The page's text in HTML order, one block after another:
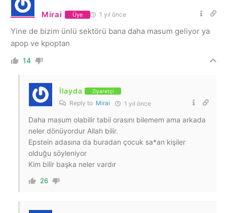
Mirai Üye 1 yıl önce
Yine de bizim ünlü sektörü bana daha masum geliyor ya
apop ve kpoptan
14
İlayda Ziyaretçi
Reply to Mirai 1 yıl önce
Daha masum olabilir tabii orasını bilemem ama arkada
neler dönüyordur Allah bilir.
Epstein adasına da buradan çocuk sa*an kişiler
olduğu söyleniyor
Kim bilir başka neler vardır
26